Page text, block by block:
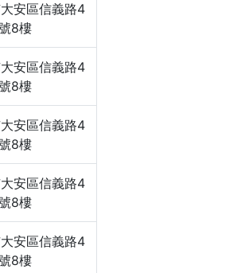
安區信義路4
8樓
安區信義路4
8樓
安區信義路4
8樓
安區信義路4
8樓
安區信義路4
8樓